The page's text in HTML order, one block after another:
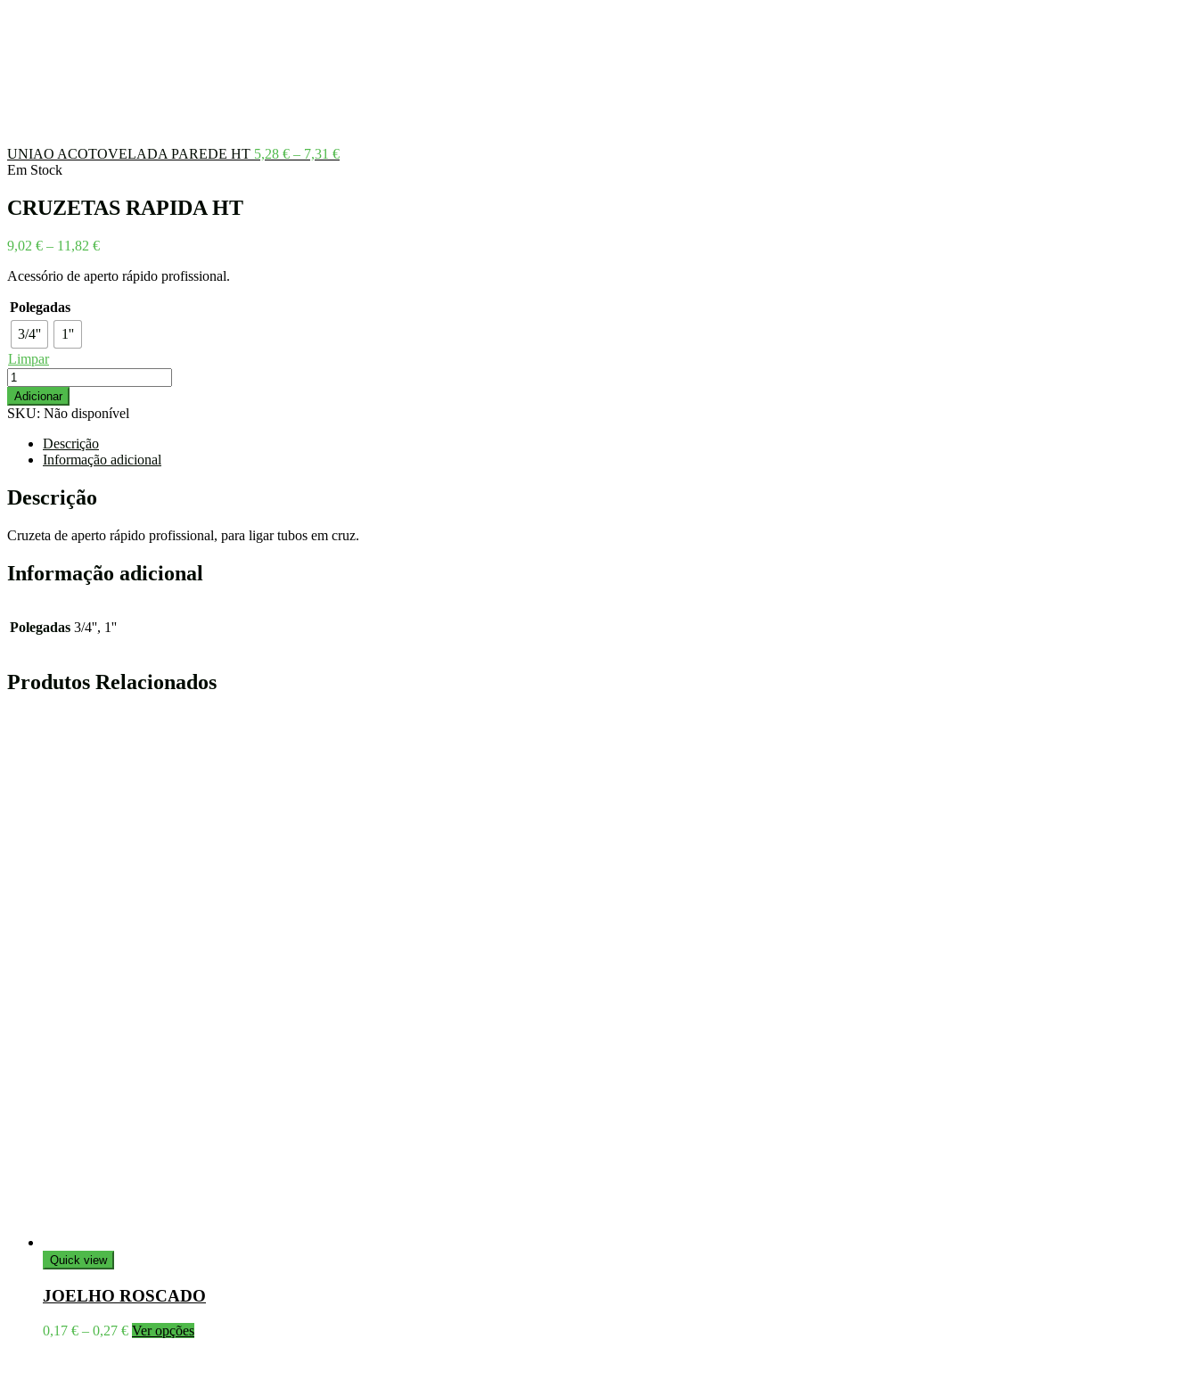
UNIAO ACOTOVELADA PAREDE HT 5,28 € – 7,31 €Price
Em Stock
CRUZETAS RAPIDA HT
9,02 € – 11,82 €Price
9,02 €
Acessório de aperto rápido profissional.
Polegadas
3/4''
1''
Limpar
Quantidade
de
CRUZETAS
RAPIDA
Adicionar
SKU: Não disponível
Descrição
Informação adicional
Descrição
Cruzeta de aperto rápido profissional, para ligar tubos em cruz.
Informação adicional
Polegadas 3/4'', 1''
Produtos Relacionados
Quick view
JOELHO ROSCADO
0,17 € – 0,27 €Price
Ver opçõesThis